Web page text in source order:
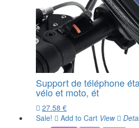
Support de téléphone
vélo et moto, ét
27.58 €
Sale!
Add to Cart View